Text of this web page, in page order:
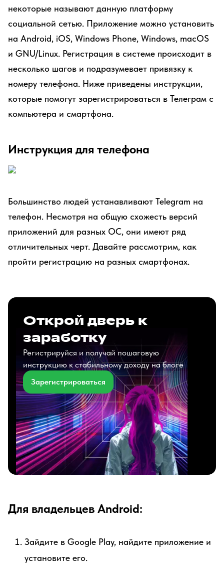
некоторые называют данную платформу
социальной сетью. Приложение можно установить
на Android, iOS, Windows Phone, Windows, macOS
и GNU/Linux. Регистрация в системе происходит в
несколько шагов и подразумевает привязку к
номеру телефона. Ниже приведены инструкции,
которые помогут зарегистрироваться в Телеграм с
компьютера и смартфона.
Инструкция для телефона
Большинство людей устанавливают Telegram на
телефон. Несмотря на общую схожесть версий
приложений для разных ОС, они имеют ряд
отличительных черт. Давайте рассмотрим, как
пройти регистрацию на разных смартфонах.
Открой дверь к
заработку
Регистрируйся и получай пошаговую
инструкцию к стабильному доходу на блоге
Зарегистрироваться
Для владельцев Android:
Зайдите в Google Play, найдите приложение и
установите его.